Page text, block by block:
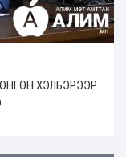
ХЭЛБЭРЭЭР